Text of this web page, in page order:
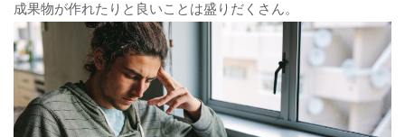
成果物が作れたりと良いことは盛りだくさん。